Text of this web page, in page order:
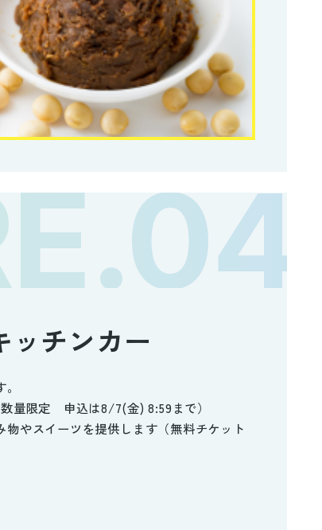
ッチンカー
量限定 申込は8/7(金) 8:59まで）
物やスイーツを提供します（無料チケット